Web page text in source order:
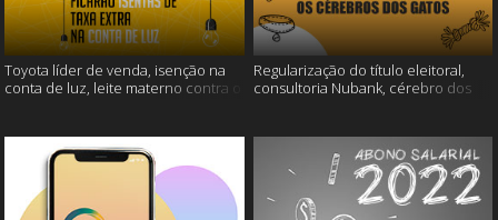
Toyota líder de venda, isenção na
conta de luz, leite materno contra o
Regularização do título eleitoral,
consultoria Nubank, cérebro dos